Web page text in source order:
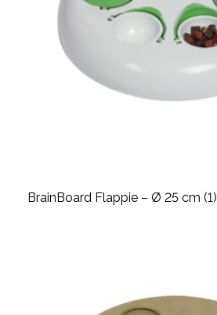
BrainBoard Flappie – Ø 25 cm (1)